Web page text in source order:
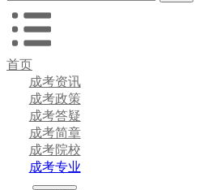
首页
成考资讯
成考政策
成考答疑
成考简章
成考院校
成考专业